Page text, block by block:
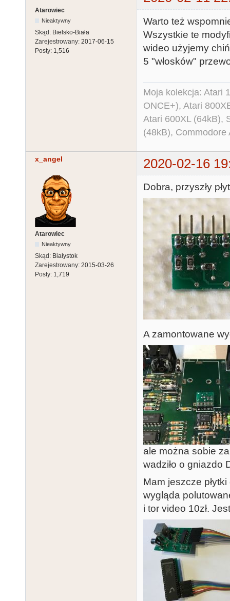
Atarowiec
Nieaktywny
Skąd: Bielsko-Biała
Zarejestrowany: 2017-06-15
Posty: 1,516
Warto też
Wszystkie te
wideo użyjemy
5 "włosków"
Moja kolekcja: Atari
ONCE+), Atari
Atari 600XL (64kB),
(48kB),
x_angel 2020-02-16
Atarowiec
Nieaktywny
Skąd: Białystok
Zarejestrowany: 2015-03-26
Posty: 1,719
Dobra, przyszły
A zamontowane
ale można sobie
wadziło o gniazdo
Mam jeszcze
wygląda
i tor video 10zł.